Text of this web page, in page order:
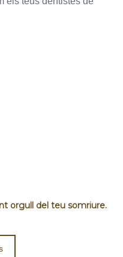
orgull del teu somriure.